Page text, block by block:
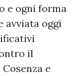
e ogni forma
avviata oggi
il
e